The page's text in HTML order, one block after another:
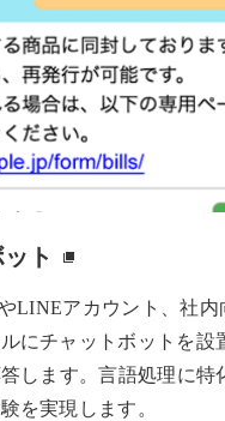
ト
LINEアカウント、社
にチャットボットを設
します。言語処理に特
を実現します。